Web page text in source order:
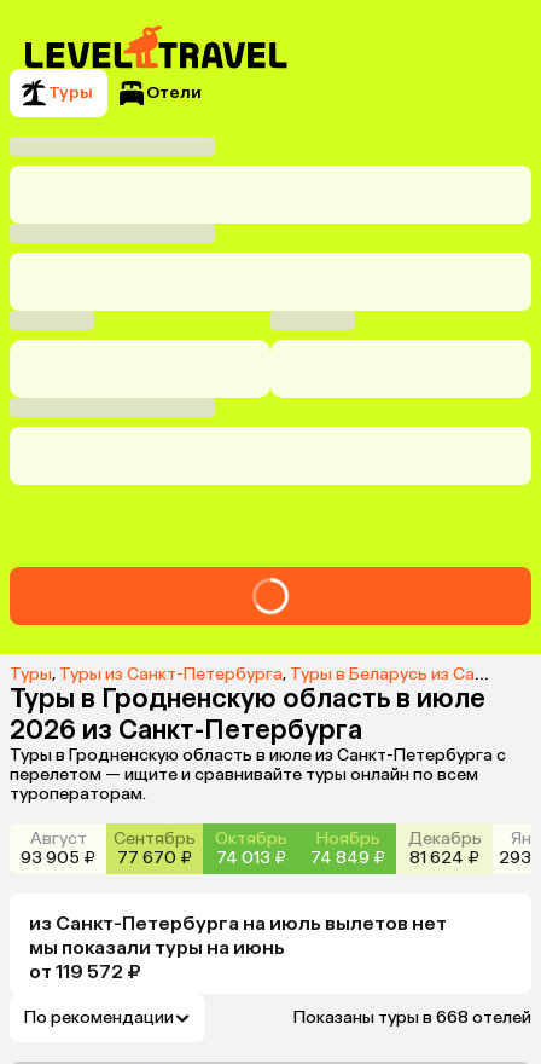
Туры Отели
Туры, Туры из Санкт-Петербурга, Туры в Беларусь из Санкт-Петербурга
Туры в Гродненскую область в июле
2026 из Санкт-Петербурга
Туры в Гродненскую область в июле из Санкт-Петербурга с
перелетом — ищите и сравнивайте туры онлайн по всем
туроператорам.
Август
93 905 ₽
Сентябрь
77 670 ₽
Октябрь
74 013 ₽
Ноябрь
74 849 ₽
Декабрь
81 624 ₽
293
из Санкт-Петербурга на июль вылетов нет
мы показали туры на июнь
от 119 572 ₽
По рекомендации Показаны туры в 668 отелей